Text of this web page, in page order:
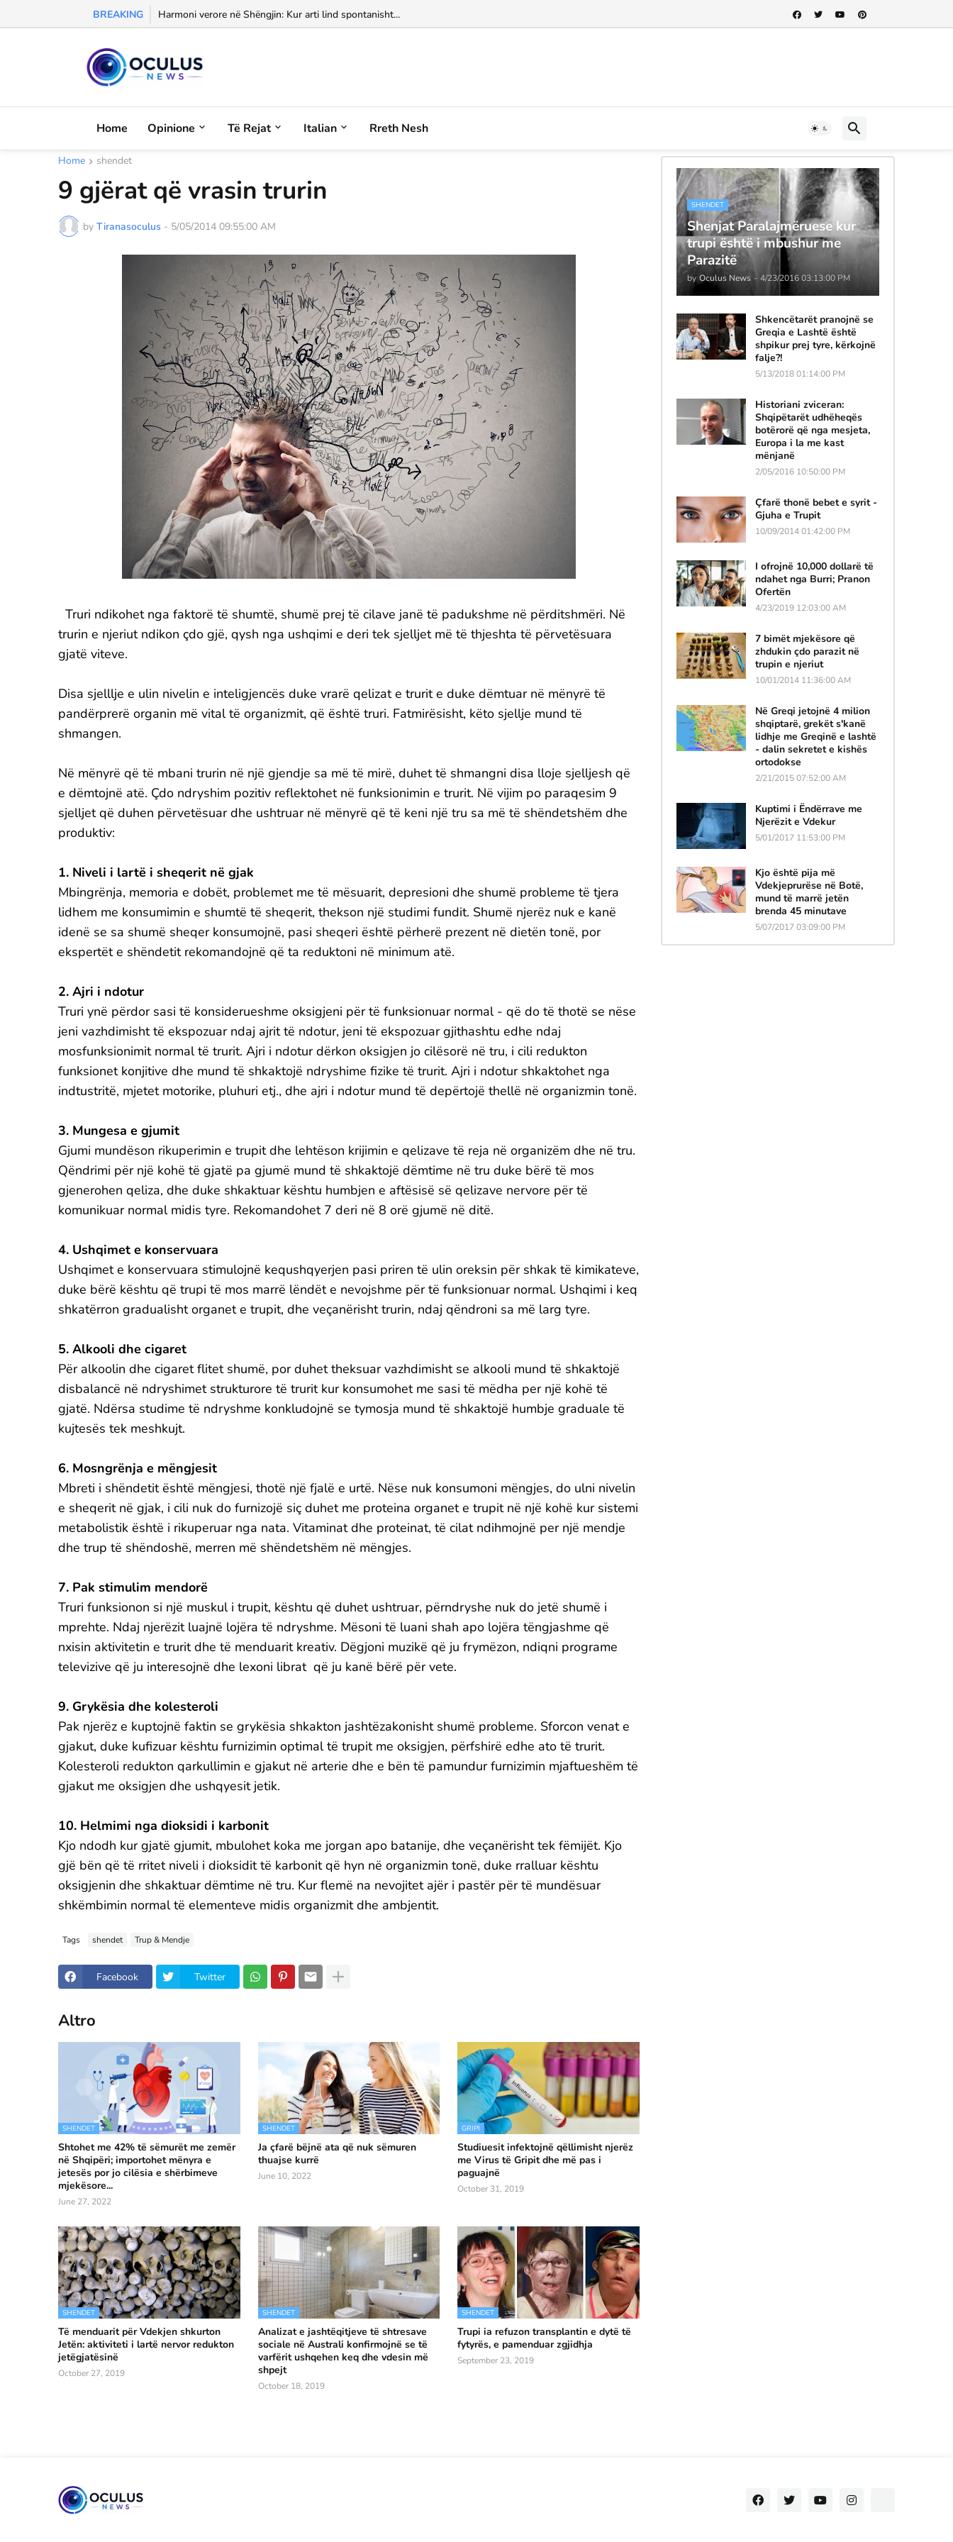
BREAKING Morali, frika dhe dashuria...
Home Opinione Të Rejat Italian Rreth Nesh
Home shendet
9 gjërat që vrasin trurin
by Tiranasoculus - 5/05/2014 09:55:00 AM
Truri ndikohet nga faktorë të shumtë, shumë prej të cilave janë të padukshme në përditshmëri. Në
trurin e njeriut ndikon çdo gjë, qysh nga ushqimi e deri tek sjelljet më të thjeshta të përvetësuara
gjatë viteve.
Disa sjelllje e ulin nivelin e inteligjencës duke vrarë qelizat e trurit e duke dëmtuar në mënyrë të
pandërprerë organin më vital të organizmit, që është truri. Fatmirësisht, këto sjellje mund të
shmangen.
Në mënyrë që të mbani trurin në një gjendje sa më të mirë, duhet të shmangni disa lloje sjelljesh që
e dëmtojnë atë. Çdo ndryshim pozitiv reflektohet në funksionimin e trurit. Në vijim po paraqesim 9
sjelljet që duhen përvetësuar dhe ushtruar në mënyrë që të keni një tru sa më të shëndetshëm dhe
produktiv:
1. Niveli i lartë i sheqerit në gjak
Mbingrënja, memoria e dobët, problemet me të mësuarit, depresioni dhe shumë probleme të tjera
lidhem me konsumimin e shumtë të sheqerit, thekson një studimi fundit. Shumë njerëz nuk e kanë
idenë se sa shumë sheqer konsumojnë, pasi sheqeri është përherë prezent në dietën tonë, por
ekspertët e shëndetit rekomandojnë që ta reduktoni në minimum atë.
2. Ajri i ndotur
Truri ynë përdor sasi të konsiderueshme oksigjeni për të funksionuar normal - që do të thotë se nëse
jeni vazhdimisht të ekspozuar ndaj ajrit të ndotur, jeni të ekspozuar gjithashtu edhe ndaj
mosfunksionimit normal të trurit. Ajri i ndotur dërkon oksigjen jo cilësorë në tru, i cili redukton
funksionet konjitive dhe mund të shkaktojë ndryshime fizike të trurit. Ajri i ndotur shkaktohet nga
indtustritë, mjetet motorike, pluhuri etj., dhe ajri i ndotur mund të depërtojë thellë në organizmin tonë.
3. Mungesa e gjumit
Gjumi mundëson rikuperimin e trupit dhe lehtëson krijimin e qelizave të reja në organizëm dhe në tru.
Qëndrimi për një kohë të gjatë pa gjumë mund të shkaktojë dëmtime në tru duke bërë të mos
gjenerohen qeliza, dhe duke shkaktuar kështu humbjen e aftësisë së qelizave nervore për të
komunikuar normal midis tyre. Rekomandohet 7 deri në 8 orë gjumë në ditë.
4. Ushqimet e konservuara
Ushqimet e konservuara stimulojnë kequshqyerjen pasi priren të ulin oreksin për shkak të kimikateve,
duke bërë kështu që trupi të mos marrë lëndët e nevojshme për të funksionuar normal. Ushqimi i keq
shkatërron gradualisht organet e trupit, dhe veçanërisht trurin, ndaj qëndroni sa më larg tyre.
5. Alkooli dhe cigaret
Për alkoolin dhe cigaret flitet shumë, por duhet theksuar vazhdimisht se alkooli mund të shkaktojë
disbalancë në ndryshimet strukturore të trurit kur konsumohet me sasi të mëdha per një kohë të
gjatë. Ndërsa studime të ndryshme konkludojnë se tymosja mund të shkaktojë humbje graduale të
kujtesës tek meshkujt.
6. Mosngrënja e mëngjesit
Mbreti i shëndetit është mëngjesi, thotë një fjalë e urtë. Nëse nuk konsumoni mëngjes, do ulni nivelin
e sheqerit në gjak, i cili nuk do furnizojë siç duhet me proteina organet e trupit në një kohë kur sistemi
metabolistik është i rikuperuar nga nata. Vitaminat dhe proteinat, të cilat ndihmojnë per një mendje
dhe trup të shëndoshë, merren më shëndetshëm në mëngjes.
7. Pak stimulim mendorë
Truri funksionon si një muskul i trupit, kështu që duhet ushtruar, përndryshe nuk do jetë shumë i
mprehte. Ndaj njerëzit luajnë lojëra të ndryshme. Mësoni të luani shah apo lojëra tëngjashme që
nxisin aktivitetin e trurit dhe të menduarit kreativ. Dëgjoni muzikë që ju frymëzon, ndiqni programe
televizive që ju interesojnë dhe lexoni librat që ju kanë bërë për vete.
9. Grykësia dhe kolesteroli
Pak njerëz e kuptojnë faktin se grykësia shkakton jashtëzakonisht shumë probleme. Sforcon venat e
gjakut, duke kufizuar kështu furnizimin optimal të trupit me oksigjen, përfshirë edhe ato të trurit.
Kolesteroli redukton qarkullimin e gjakut në arterie dhe e bën të pamundur furnizimin mjaftueshëm të
gjakut me oksigjen dhe ushqyesit jetik.
10. Helmimi nga dioksidi i karbonit
Kjo ndodh kur gjatë gjumit, mbulohet koka me jorgan apo batanije, dhe veçanërisht tek fëmijët. Kjo
gjë bën që të rritet niveli i dioksidit të karbonit që hyn në organizmin tonë, duke rralluar kështu
oksigjenin dhe shkaktuar dëmtime në tru. Kur flemë na nevojitet ajër i pastër për të mundësuar
shkëmbimin normal të elementeve midis organizmit dhe ambjentit.
Tags shendet Trup & Mendje
Facebook Twitter
Altro
SHENDET
Shtohet me 42% të sëmurët me zemër
në Shqipëri; importohet mënyra e
jetesës por jo cilësia e shërbimeve
mjekësore...
June 27, 2022
SHENDET
Ja çfarë bëjnë ata që nuk sëmuren
thuajse kurrë
June 10, 2022
GRIPI
Studiuesit infektojnë qëllimisht njerëz
me Virus të Gripit dhe më pas i
paguajnë
October 31, 2019
SHENDET
Të menduarit për Vdekjen shkurton
Jetën: aktiviteti i lartë nervor redukton
jetëgjatësinë
October 27, 2019
SHENDET
Analizat e jashtëqitjeve të shtresave
sociale në Australi konfirmojnë se të
varfërit ushqehen keq dhe vdesin më
shpejt
October 18, 2019
SHENDET
Trupi ia refuzon transplantin e dytë të
fytyrës, e pamenduar zgjidhja
September 23, 2019
SHENDET
Shenjat Paralajmëruese kur
trupi është i mbushur me
Parazitë
by Oculus News - 4/23/2016 03:13:00 PM
Shkencëtarët pranojnë se
Greqia e Lashtë është
shpikur prej tyre, kërkojnë
falje?!
5/13/2018 01:14:00 PM
Historiani zviceran:
Shqipëtarët udhëheqës
botërorë që nga mesjeta,
Europa i la me kast
mënjanë
2/05/2016 10:50:00 PM
Çfarë thonë bebet e syrit -
Gjuha e Trupit
10/09/2014 01:42:00 PM
I ofrojnë 10,000 dollarë të
ndahet nga Burri; Pranon
Ofertën
4/23/2019 12:03:00 AM
7 bimët mjekësore që
zhdukin çdo parazit në
trupin e njeriut
10/01/2014 11:36:00 AM
Në Greqi jetojnë 4 milion
shqiptarë, grekët s'kanë
lidhje me Greqinë e lashtë
- dalin sekretet e kishës
ortodokse
2/21/2015 07:52:00 AM
Kuptimi i Ëndërrave me
Njerëzit e Vdekur
5/01/2017 11:53:00 PM
Kjo është pija më
Vdekjeprurëse në Botë,
mund të marrë jetën
brenda 45 minutave
5/07/2017 03:09:00 PM